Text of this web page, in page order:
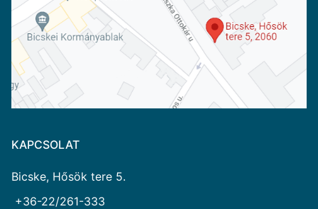
KAPCSOLAT
Bicske, Hősök tere 5.
+36-22/261-333